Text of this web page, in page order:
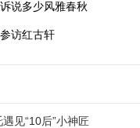
说多少风雅春秋
访红古轩
见“10后”小神匠